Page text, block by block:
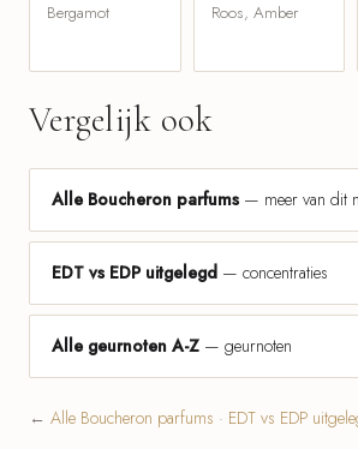
Bergamot Roos, Amber
Vergelijk ook
Alle Boucheron parfums — meer van dit
EDT vs EDP uitgelegd — concentraties
Alle geurnoten A-Z — geurnoten
← Alle Boucheron parfums · EDT vs EDP